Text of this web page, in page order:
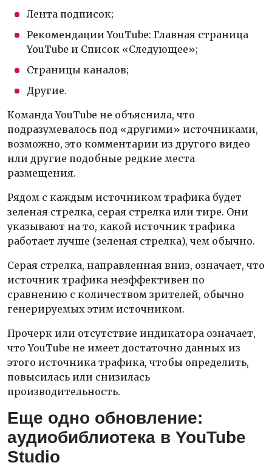
Лента подписок;
Рекомендации YouTube: Главная страница
YouTube и Список «Следующее»;
Страницы каналов;
Другие.
Команда YouTube не объяснила, что
подразумевалось под «другими» источниками,
возможно, это комментарии из другого видео
или другие подобные редкие места
размещения.
Рядом с каждым источником трафика будет
зеленая стрелка, серая стрелка или тире. Они
указывают на то, какой источник трафика
работает лучше (зеленая стрелка), чем обычно.
Серая стрелка, направленная вниз, означает, что
источник трафика неэффективен по
сравнению с количеством зрителей, обычно
генерируемых этим источником.
Прочерк или отсутствие индикатора означает,
что YouTube не имеет достаточно данных из
этого источника трафика, чтобы определить,
повысилась или снизилась
производительность.
Еще одно обновление:
аудиобиблиотека в YouTube
Studio